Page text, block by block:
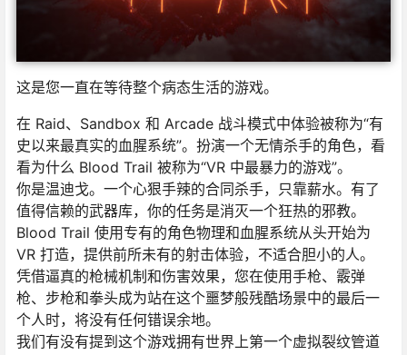
这是您一直在等待整个病态生活的游戏。
在 Raid、Sandbox 和 Arcade 战斗模式中体验被称为“有
史以来最真实的血腥系统”。扮演一个无情杀手的角色，看
看为什么 Blood Trail 被称为“VR 中最暴力的游戏”。
你是温迪戈。一个心狠手辣的合同杀手，只靠薪水。有了
值得信赖的武器库，你的任务是消灭一个狂热的邪教。
Blood Trail 使用专有的角色物理和血腥系统从头开始为
VR 打造，提供前所未有的射击体验，不适合胆小的人。
凭借逼真的枪械机制和伤害效果，您在使用手枪、霰弹
枪、步枪和拳头成为站在这个噩梦般残酷场景中的最后一
个人时，将没有任何错误余地。
我们有没有提到这个游戏拥有世界上第一个虚拟裂纹管道